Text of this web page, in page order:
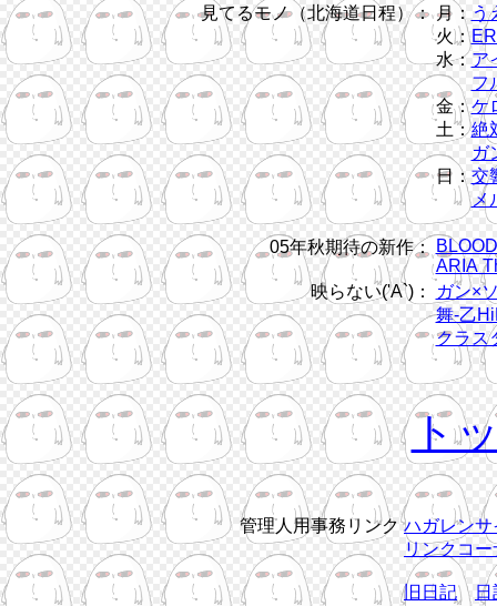
見てるモノ（北海道日程）： 月： う
火：
水：ア
フ
金：ケ
土：絶
ガ
日： 交
メ
05年秋期待の新作：
ARIA
映らない('A`)：
ガン×
舞-乙
クラス
ト
管理人用事務リンク ハガレンサ
リンクコ
旧日記